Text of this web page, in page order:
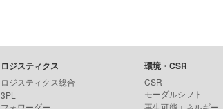
ロジスティクス
ロジスティクス総合
3PL
環境・CSR
CSR
モーダルシフト